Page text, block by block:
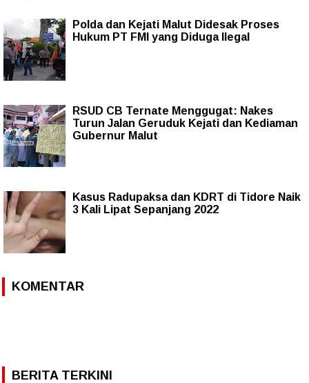
Polda dan Kejati Malut Didesak Proses
Hukum PT FMI yang Diduga Ilegal
RSUD CB Ternate Menggugat: Nakes
Turun Jalan Geruduk Kejati dan Kediaman
Gubernur Malut
Kasus Radupaksa dan KDRT di Tidore Naik
3 Kali Lipat Sepanjang 2022
KOMENTAR
BERITA TERKINI